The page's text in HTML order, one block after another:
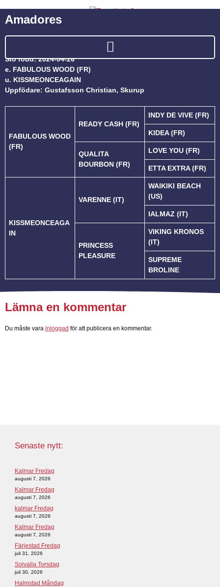
Amadores
Sto född: 2024-04-26
e. FABULOUS WOOD (FR)
u. KISSMEONCEAGAIN
Uppfödare: Gustafsson Christian, Skurup
FABULOUS WOOD
(FR)
READY CASH (FR)
INDY DE VIVE (FR)
KIDEA (FR)
QUALITA
BOURBON (FR)
LOVE YOU (FR)
ETTA EXTRA (FR)
KISSMEONCEAGA
IN
VARENNE (IT)
WAIKIKI BEACH
(US)
IALMAZ (IT)
PRINCESS
PLEASURE
VIKING KRONOS
(IT)
SUPREME
BROLINE
Lämna en kommentar
Du måste vara inloggad för att publicera en kommentar.
Senaste nytt:
Kalmar Fredag
augusti 7, 2026
Kalmar Fredag
augusti 7, 2026
kalmar Fredag
augusti 7, 2026
Kalmar Fredag
augusti 7, 2026
Färjestad Fredag
juli 31, 2026
Solvalla Torsdag
juli 30, 2026
Halmstad Måndag